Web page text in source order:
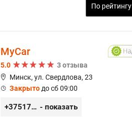
По рейтингу
MyCar
5.0
3 отзыва
Минск, ул. Свердлова, 23
Закрытодо сб 09:00
+375173212443 - показать